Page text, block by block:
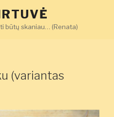
būtų skaniau… (Renata)
(variantas